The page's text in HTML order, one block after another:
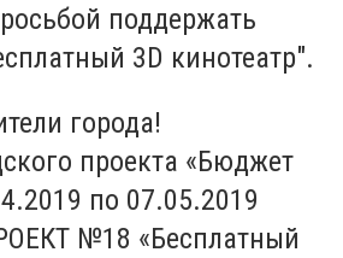
поддержать
3D кинотеатр".
города!
проекта «Бюджет
по 07.05.2019
№18 «Бесплатный